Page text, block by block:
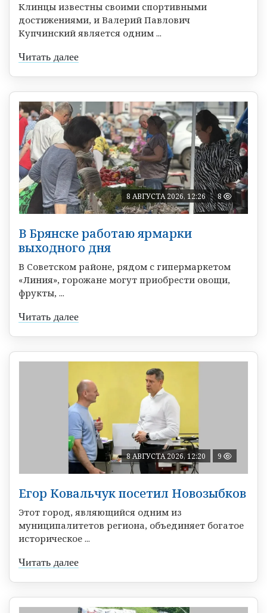
Клинцы известны своими спортивными
достижениями, и Валерий Павлович
Купчинский является одним ...
Читать далее
8 АВГУСТА 2026, 12:26 8
В Брянске работаю ярмарки
выходного дня
В Советском районе, рядом с гипермаркетом
«Линия», горожане могут приобрести овощи,
фрукты, ...
Читать далее
8 АВГУСТА 2026, 12:20 9
Егор Ковальчук посетил Новозыбков
Этот город, являющийся одним из
муниципалитетов региона, объединяет богатое
историческое ...
Читать далее